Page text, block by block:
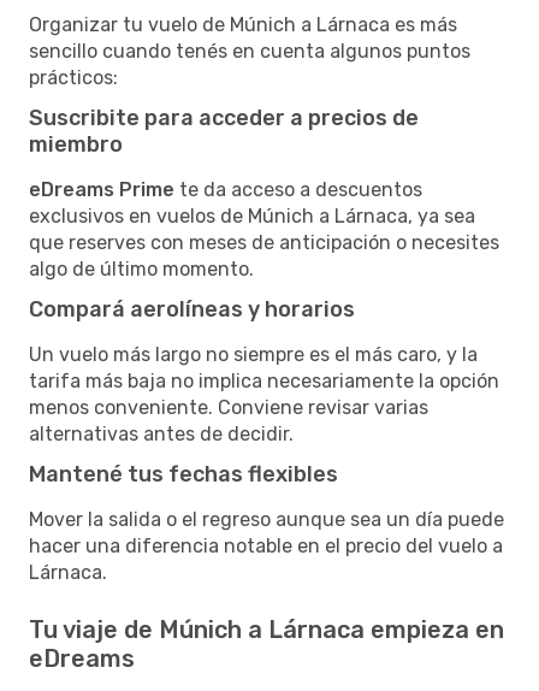
Organizar tu vuelo de Múnich a Lárnaca es más
sencillo cuando tenés en cuenta algunos puntos
prácticos:
Suscribite para acceder a precios de
miembro
eDreams Prime te da acceso a descuentos
exclusivos en vuelos de Múnich a Lárnaca, ya sea
que reserves con meses de anticipación o necesites
algo de último momento.
Compará aerolíneas y horarios
Un vuelo más largo no siempre es el más caro, y la
tarifa más baja no implica necesariamente la opción
menos conveniente. Conviene revisar varias
alternativas antes de decidir.
Mantené tus fechas flexibles
Mover la salida o el regreso aunque sea un día puede
hacer una diferencia notable en el precio del vuelo a
Lárnaca.
Tu viaje de Múnich a Lárnaca empieza en
eDreams